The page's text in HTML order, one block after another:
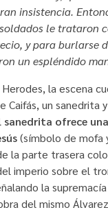
insistencia.
le trataron
y para burlarse
un espléndido
la escena
Caifás, un sanedrita
sanedrita ofrece
(símbolo de mofa
la parte trasera
imperio sobre el
la
del mismo